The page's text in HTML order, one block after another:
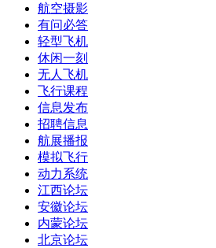
航空摄影
有问必答
轻型飞机
休闲一刻
无人飞机
飞行课程
信息发布
招聘信息
航展播报
模拟飞行
动力系统
江西论坛
安徽论坛
内蒙论坛
北京论坛